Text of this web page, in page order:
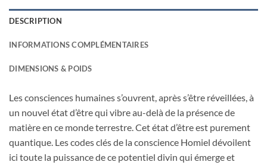
DESCRIPTION
INFORMATIONS COMPLÉMENTAIRES
DIMENSIONS & POIDS
Les consciences humaines s’ouvrent, après s’être réveillées, à
un nouvel état d’être qui vibre au-delà de la présence de
matière en ce monde terrestre. Cet état d’être est purement
quantique. Les codes clés de la conscience Homiel dévoilent
ici toute la puissance de ce potentiel divin qui émerge et